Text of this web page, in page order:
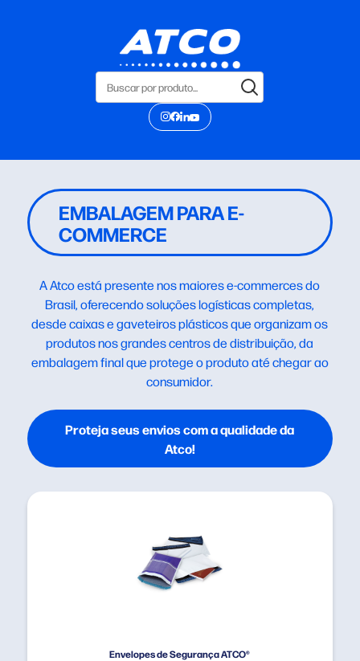
EMBALAGEM PARA E-
COMMERCE
A Atco está presente nos maiores e-commerces do
Brasil, oferecendo soluções logísticas completas,
desde caixas e gaveteiros plásticos que organizam os
produtos nos grandes centros de distribuição, da
embalagem final que protege o produto até chegar ao
consumidor.
Proteja seus envios com a qualidade da
Atco!
Envelopes de Segurança ATCO®